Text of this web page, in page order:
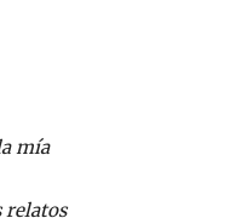
mía
relatos